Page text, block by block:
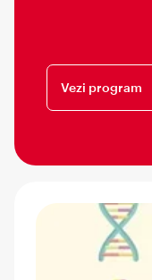
Vezi program